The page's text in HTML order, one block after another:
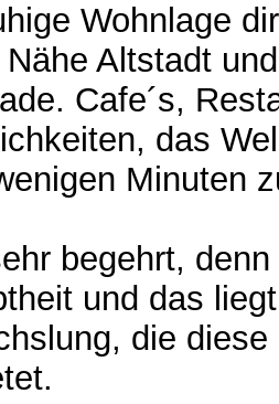
Wohnlage
Altstadt
Cafe´s,
das
Minuten
begehrt,
und das
die